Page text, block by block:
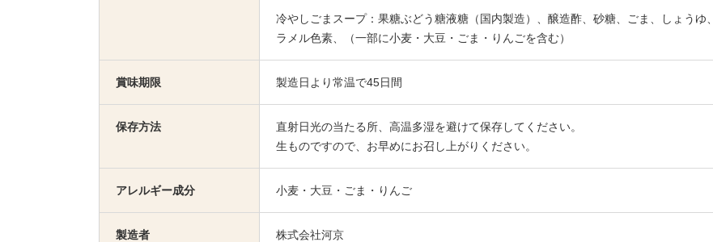
冷やしごまスープ：果糖ぶどう糖液糖（国内製造）、醸造酢、砂糖、ごま、しょう
ラメル色素、（一部に小麦・大豆・ごま・りんごを含む）
賞味期限 製造日より常温で45日間
保存方法
直射日光の当たる所、高温多湿を避けて保存してください。
生ものですので、お早めにお召し上がりください。
アレルギー成分 小麦・大豆・ごま・りんご
製造者
株式会社河京